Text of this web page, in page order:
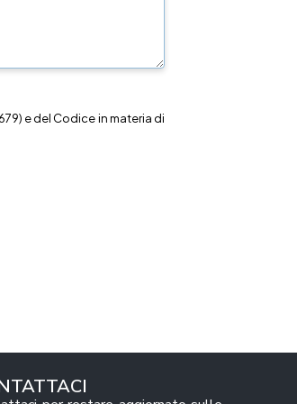
e del Codice in materia di